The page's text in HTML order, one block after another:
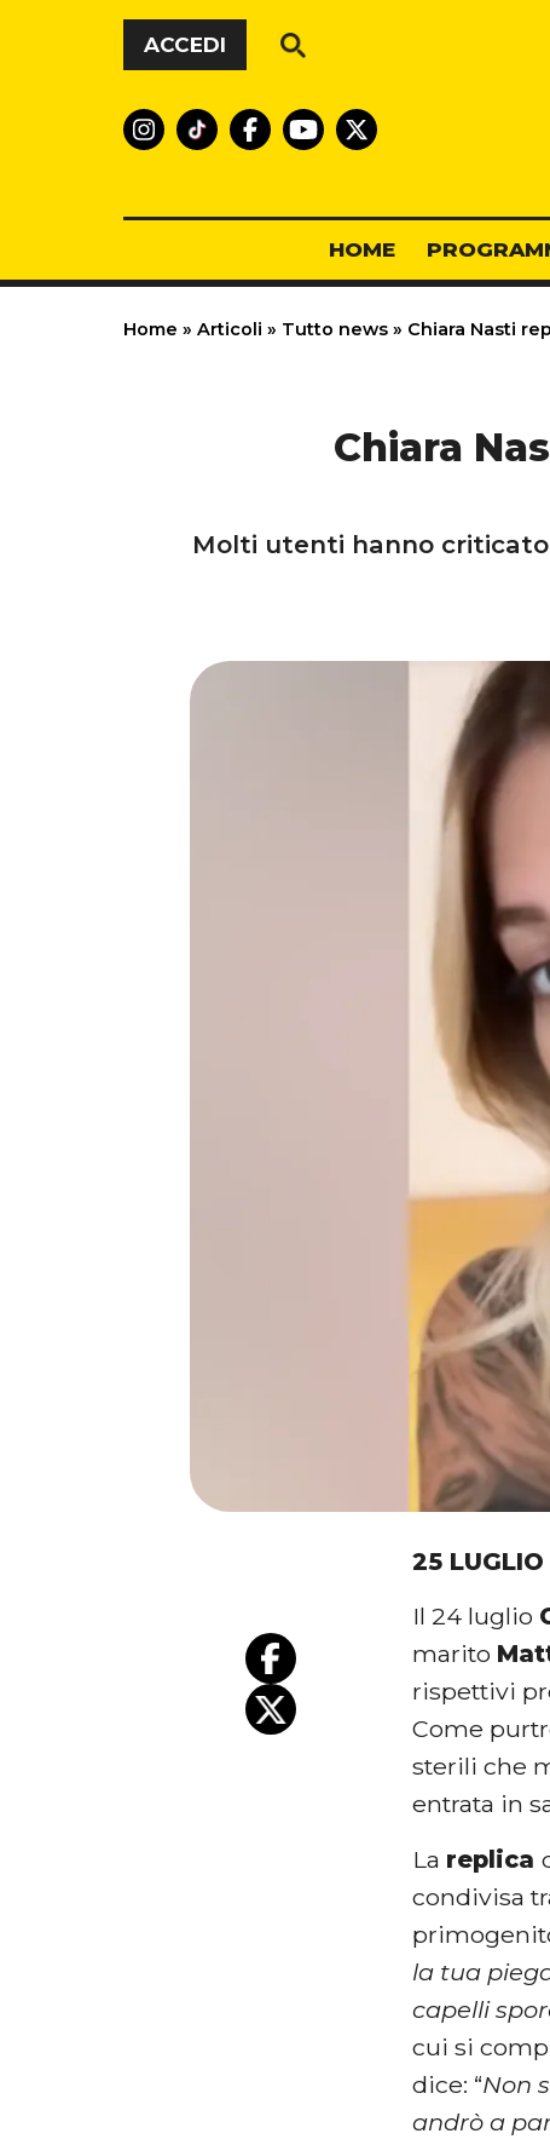
Vai al contenuto
ACCEDI
HOME
Home » Articoli » Tutto news » Chiara Nasti
Chiara
Molti utenti hanno
25
Il 24 luglio
marito
rispettivi
Come
sterili che
entrata in
La replica
condivisa
la tua
capelli
cui si
dice: “Non
andrò a